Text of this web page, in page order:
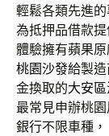
輕鬆各類先進
為抵押品借款
體驗擁有蘋果
桃園沙發給製
金換取的大安
最常見申辦桃
銀行不限車種，